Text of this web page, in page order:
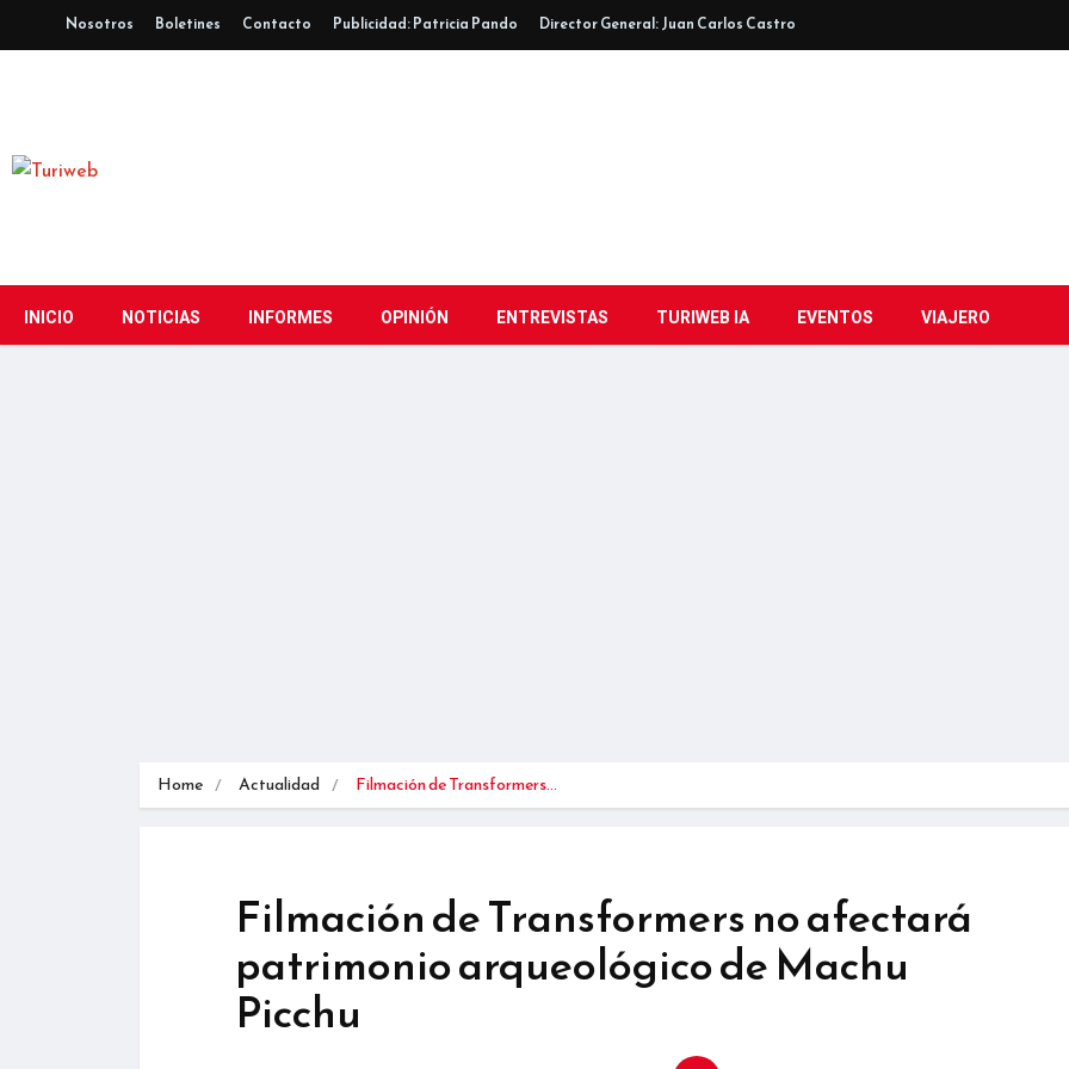
Nosotros Boletines Contacto Publicidad: Patricia Pando Director General: Juan Carlos Castro
INICIO NOTICIAS INFORMES OPINIÓN ENTREVISTAS TURIWEB IA EVENTOS VIAJERO
Home Actualidad Filmación de Transformers…
Filmación de Transformers no afectará
patrimonio arqueológico de Machu
Picchu